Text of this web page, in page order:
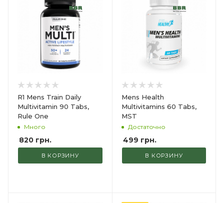
R1 Mens Train Daily
Multivitamin 90 Tabs,
Rule One
Много
820 грн.
В КОРЗИНУ
Mens Health
Multivitamins 60 Tabs,
MST
Достаточно
499 грн.
В КОРЗИНУ